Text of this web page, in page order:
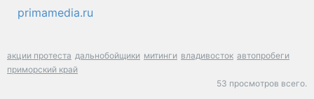
primamedia.ru
акции протеста дальнобойщики митинги владивосток автопробеги
приморский край
53 просмотров всего.